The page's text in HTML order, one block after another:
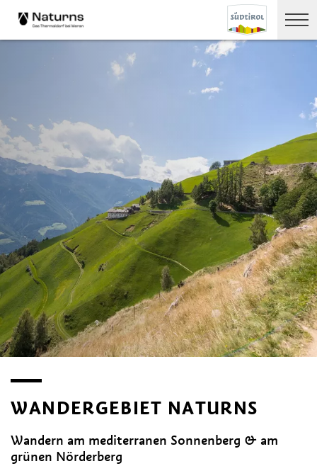
WANDERGEBIET NATURNS
Wandern am mediterranen Sonnenberg & am
grünen Nörderberg